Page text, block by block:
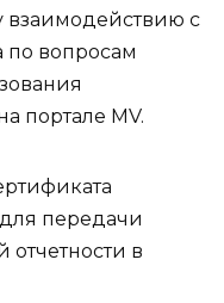
взаимодействию с
по вопросам
портале MV.
передачи
отчетности в